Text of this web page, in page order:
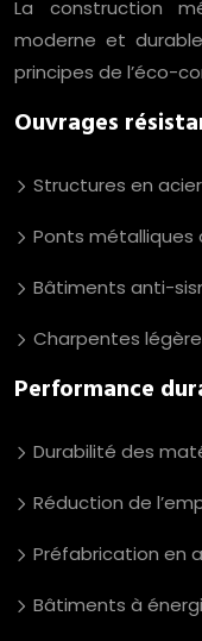
La construction
moderne et
principes de l’éco-
Ouvrages
Structures en
Ponts métalliques
Bâtiments anti-
Charpentes
Performance
Durabilité des
Réduction de
Préfabrication en
Bâtiments à